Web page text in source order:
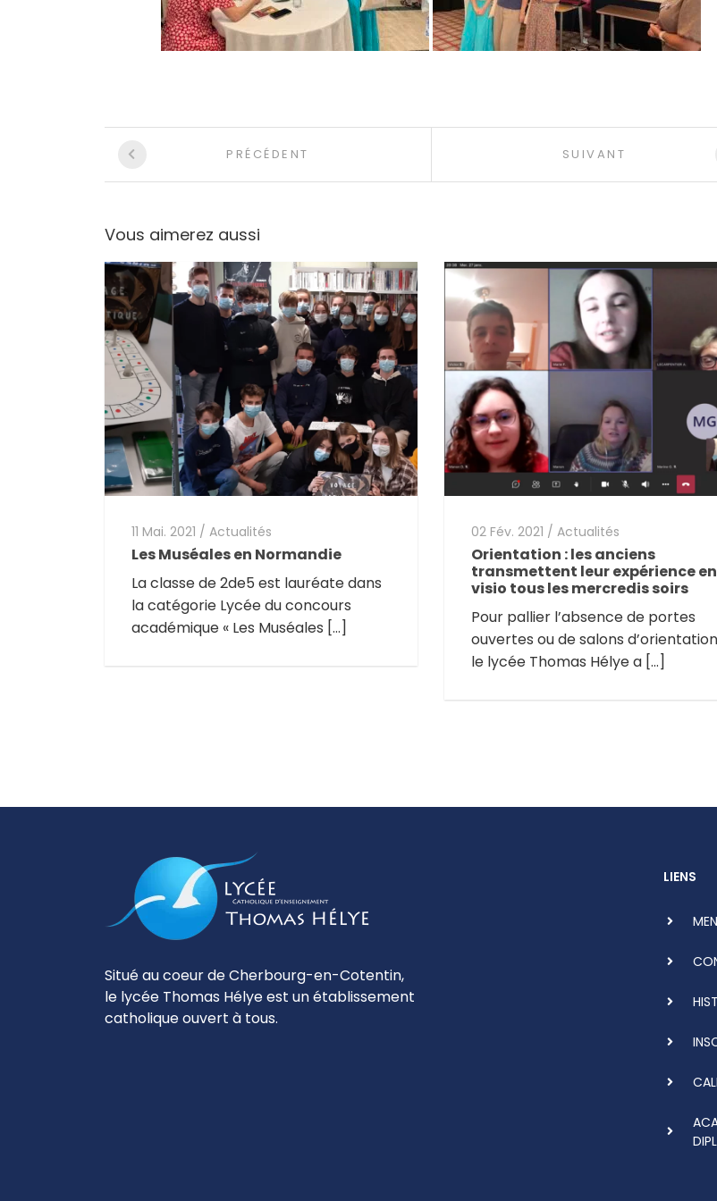
Navigation
entre
articles
PRÉCÉDENT SUIVANT
Vous aimerez aussi
11 Mai. 2021 / Actualités
Les Muséales en Normandie
La classe de 2de5 est lauréate dans
la catégorie Lycée du concours
académique « Les Muséales […]
02 Fév. 2021 / Actualités
Orientation : les anciens
transmettent leur expérience en
visio tous les mercredis soirs
Pour pallier l’absence de portes
ouvertes ou de salons
le lycée Thomas Hélye a […]
Situé au coeur de Cherbourg-en-Cotentin,
le lycée Thomas Hélye est un établissement
catholique ouvert à tous.
LIENS